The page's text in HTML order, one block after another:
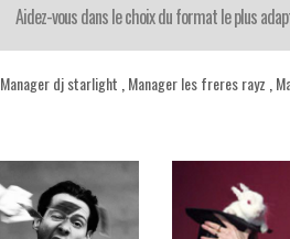
Aidez-vous dans le choix du format le plus
Manager dj starlight Manager les freres rayz